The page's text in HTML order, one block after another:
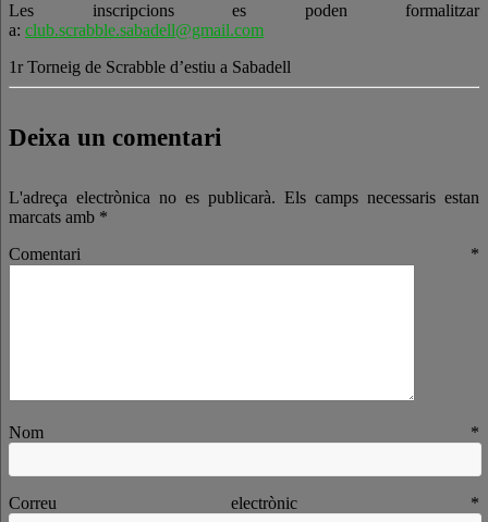
Les inscripcions es poden formalitzar
a: club.scrabble.sabadell@gmail.com
1r Torneig de Scrabble d’estiu a Sabadell
Deixa un comentari
L'adreça electrònica no es publicarà. Els camps necessaris estan
marcats amb *
Comentari *
Nom *
Correu electrònic *